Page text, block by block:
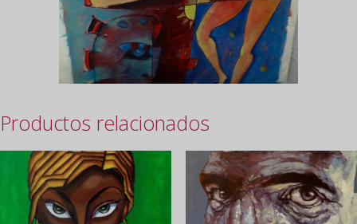
Productos relacionados